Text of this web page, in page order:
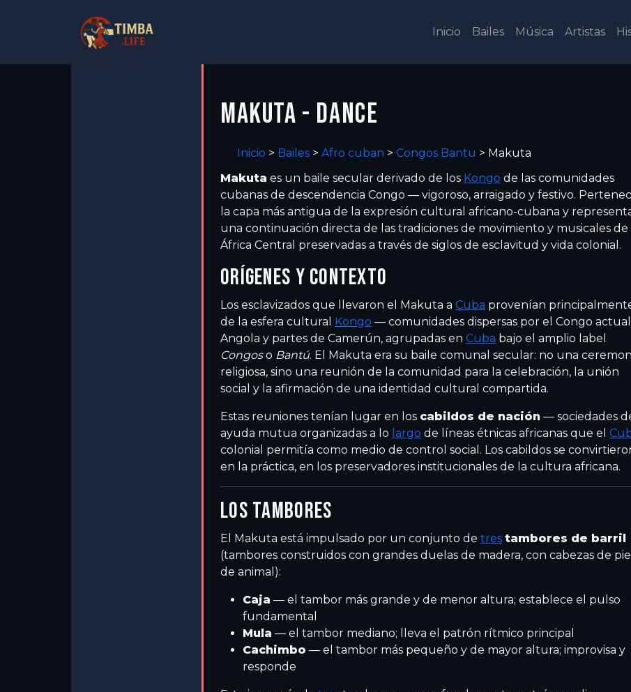
Inicio Bailes Música Artistas
MAKUTA - DANCE
Inicio > Bailes > Afro cuban > Congos Bantu > Makuta
Makuta es un baile secular derivado de los Kongo de las comunidades
cubanas de descendencia Congo — vigoroso, arraigado y festivo.
la capa más antigua de la expresión cultural africano-cubana y
una continuación directa de las tradiciones de movimiento y musicales de
África Central preservadas a través de siglos de esclavitud y vida colonial.
ORÍGENES Y CONTEXTO
Los esclavizados que llevaron el Makuta a Cuba provenían
de la esfera cultural Kongo — comunidades dispersas por el Congo
Angola y partes de Camerún, agrupadas en Cuba bajo el amplio label
Congoso Bantú. El Makuta era su baile comunal secular: no una
religiosa, sino una reunión de la comunidad para la celebración, la unión
social y la afirmación de una identidad cultural compartida.
Estas reuniones tenían lugar en los cabildos de nación — sociedades
ayuda mutua organizadas a lo largo de líneas étnicas africanas que el
colonial permitía como medio de control social. Los cabildos se
en la práctica, en los preservadores institucionales de la cultura africana.
LOS TAMBORES
El Makuta está impulsado por un conjunto de tres tambores de barril
(tambores construidos con grandes duelas de madera, con cabezas de piel
de animal):
Caja — el tambor más grande y de menor altura; establece el pulso
fundamental
Mula — el tambor mediano; lleva el patrón rítmico principal
Cachimbo — el tambor más pequeño y de mayor altura; improvisa y
responde